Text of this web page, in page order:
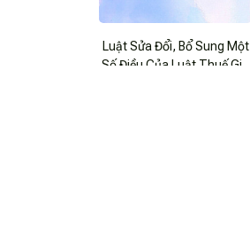
Luật Sửa Đổi, Bổ Sung Một
Số Điều Của Luật Thuế Giá